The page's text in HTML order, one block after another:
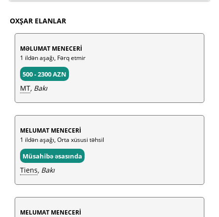
OXŞAR ELANLAR
MƏLUMAT MENECERİ
1 ildən aşağı, Fərq etmir
500 - 2300 AZN
MT, Bakı
MELUMAT MENECERİ
1 ildən aşağı, Orta xüsusi təhsil
Müsahibə əsasında
Tiens, Bakı
MELUMAT MENECERİ